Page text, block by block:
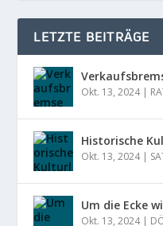
LETZTE BEITRÄGE
Okt. 13, 2024|
Historische
Okt. 13, 2024|
Um die Ecke
Okt. 13, 2024|